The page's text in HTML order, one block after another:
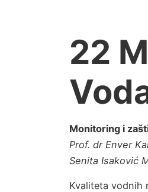
22
Monitoring i
Prof. dr Enver
Senita Isaković
Kvaliteta vodnih